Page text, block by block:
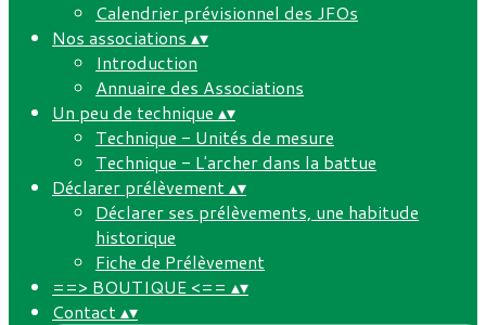
Calendrier prévisionnel des JFOs
Nos associations ▴▾
Introduction
Annuaire des Associations
Un peu de technique ▴▾
Technique - Unités de mesure
Technique - L'archer dans la battue
Déclarer prélèvement▴▾
Déclarer ses prélèvements, une habitude
historique
Fiche de Prélèvement
==> BOUTIQUE <== ▴▾
Contact▴▾